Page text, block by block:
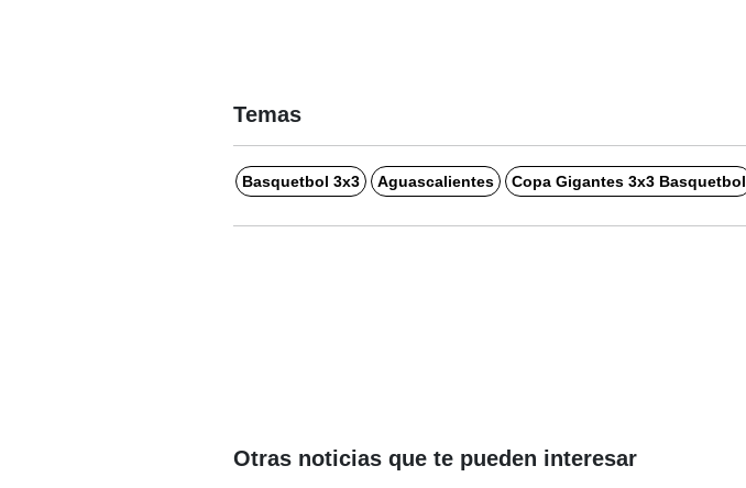
Temas
Basquetbol 3x3 Aguascalientes Copa Gigantes 3x3 Basquetbol
Otras noticias que te pueden interesar